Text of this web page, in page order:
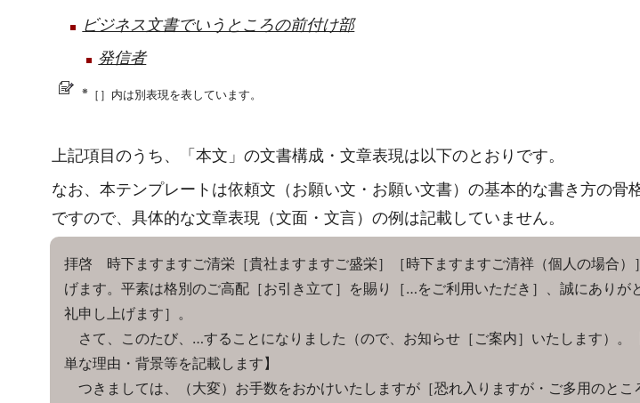
ビジネス文書でいうところの前付け部
発信者
※ ［］内は別表現を表しています。
上記項目のうち、「本文」の文書構成・文章表現は以下のとおりです。
なお、本テンプレートは依頼文（お願い文・お願い文書）の基本的な書き方の骨
ですので、具体的な文章表現（文面・文言）の例は記載していません。
拝啓 時下ますますご清栄［貴社ますますご盛栄］［時下ますますご清祥（個人の場合）
げます。平素は格別のご高配［お引き立て］を賜り［…をご利用いただき］、誠にありが
礼申し上げます］。
さて、このたび、…することになりました（ので、お知らせ［ご案内］いたします）。
単な理由・背景等を記載します】
つきましては、（大変）お手数をおかけいたしますが［恐れ入りますが・ご多用のとこ